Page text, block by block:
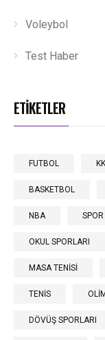
Voleybol
Test Haber
ETİKETLER
FUTBOL
BASKETBOL
NBA
OKUL SPORLARI
MASA TENİSİ
TENİS
DÖVÜŞ SPORLARI